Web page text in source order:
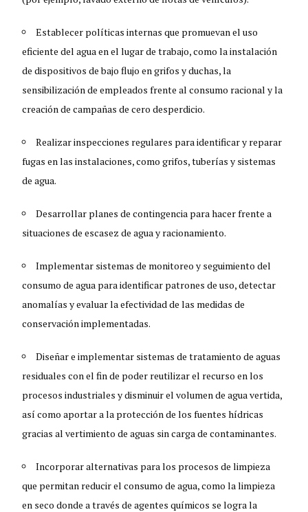
Establecer políticas internas que promuevan el uso
eficiente del agua en el lugar de trabajo, como la instalación
de dispositivos de bajo flujo en grifos y duchas, la
sensibilización de empleados frente al consumo racional y la
creación de campañas de cero desperdicio.
Realizar inspecciones regulares para identificar y reparar
fugas en las instalaciones, como grifos, tuberías y sistemas
de agua.
Desarrollar planes de contingencia para hacer frente a
situaciones de escasez de agua y racionamiento.
Implementar sistemas de monitoreo y seguimiento del
consumo de agua para identificar patrones de uso, detectar
anomalías y evaluar la efectividad de las medidas de
conservación implementadas.
Diseñar e implementar sistemas de tratamiento de aguas
residuales con el fin de poder reutilizar el recurso en los
procesos industriales y disminuir el volumen de agua vertida,
así como aportar a la protección de los fuentes hídricas
gracias al vertimiento de aguas sin carga de contaminantes.
Incorporar alternativas para los procesos de limpieza
que permitan reducir el consumo de agua, como la limpieza
en seco donde a través de agentes químicos se logra la